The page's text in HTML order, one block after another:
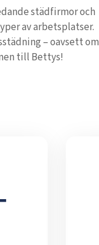
städfirmor och
av arbetsplatser.
– oavsett om
till Bettys!